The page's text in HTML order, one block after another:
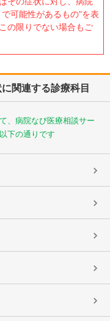
可能性があるもの"を表
の限りでない場合もご
関連する診療科目
、病院なび医療相談サー
下の通りです